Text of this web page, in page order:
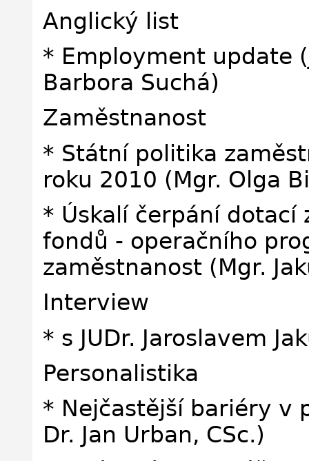
Anglický list
* Employment update
Barbora Suchá)
Zaměstnanost
* Státní politika
roku 2010 (Mgr. Olga
* Úskalí čerpání dotací
fondů - operačního
zaměstnanost (Mgr.
Interview
* s JUDr. Jaroslavem
Personalistika
* Nejčastější bariéry v
Dr. Jan Urban, CSc.)